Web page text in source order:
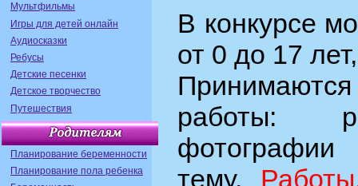
Мультфильмы
Игры для детей онлайн
Аудиосказки
Ребусы
Детские песенки
Детское творчество
Путешествия
Планирование беременности
Планирование пола ребенка
В конкурсе
от 0 до 17
работы:
тему.